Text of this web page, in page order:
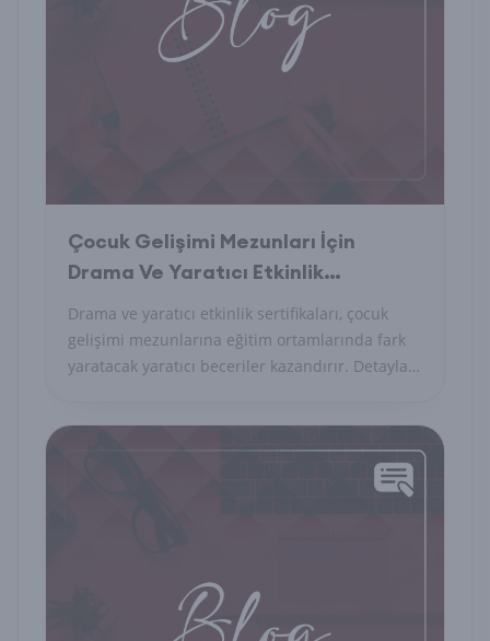
Çocuk Gelişimi Mezunları İçin
Drama Ve Yaratıcı Etkinlik
Sertifikaları
Drama ve yaratıcı etkinlik sertifikaları, çocuk
gelişimi mezunlarına eğitim ortamlarında fark
yaratacak yaratıcı beceriler kazandırır. Detayları